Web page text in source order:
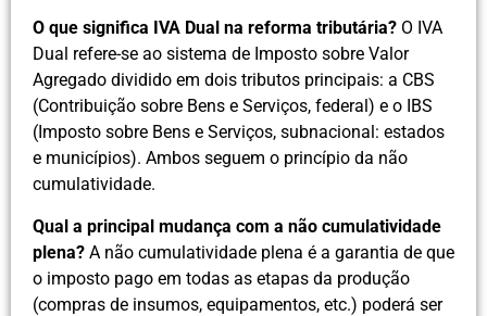
O que significa IVA Dual na reforma tributária? O IVA
Dual refere-se ao sistema de Imposto sobre Valor
Agregado dividido em dois tributos principais: a CBS
(Contribuição sobre Bens e Serviços, federal) e o IBS
(Imposto sobre Bens e Serviços, subnacional: estados
e municípios). Ambos seguem o princípio da não
cumulatividade.
Qual a principal mudança com a não cumulatividade
plena? A não cumulatividade plena é a garantia de que
o imposto pago em todas as etapas da produção
(compras de insumos, equipamentos, etc.) poderá ser